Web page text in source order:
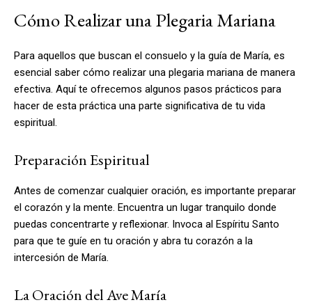
Cómo Realizar una Plegaria Mariana
Para aquellos que buscan el consuelo y la guía de María, es
esencial saber cómo realizar una plegaria mariana de manera
efectiva. Aquí te ofrecemos algunos pasos prácticos para
hacer de esta práctica una parte significativa de tu vida
espiritual.
Preparación Espiritual
Antes de comenzar cualquier oración, es importante preparar
el corazón y la mente. Encuentra un lugar tranquilo donde
puedas concentrarte y reflexionar. Invoca al Espíritu Santo
para que te guíe en tu oración y abra tu corazón a la
intercesión de María.
La Oración del Ave María